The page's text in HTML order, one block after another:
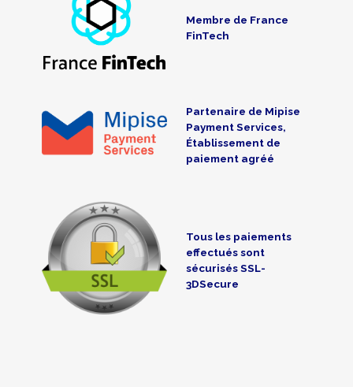
Membre de France
FinTech
Partenaire de Mipise
Payment Services,
Établissement de
paiement agréé
Tous les paiements
effectués sont
sécurisés SSL-
3DSecure